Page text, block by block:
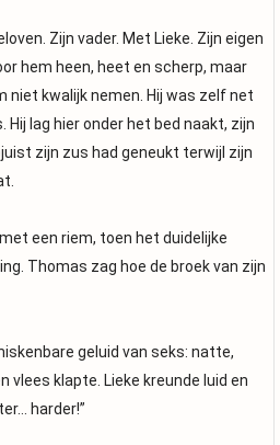
Zijn vader. Met Lieke. Zijn eigen
hem heen, heet en scherp, maar
niet kwalijk nemen. Hij was zelf net
lag hier onder het bed naakt, zijn
zijn zus had geneukt terwijl zijn
een riem, toen het duidelijke
Thomas zag hoe de broek van zijn
geluid van seks: natte,
vlees klapte. Lieke kreunde luid en
harder!”